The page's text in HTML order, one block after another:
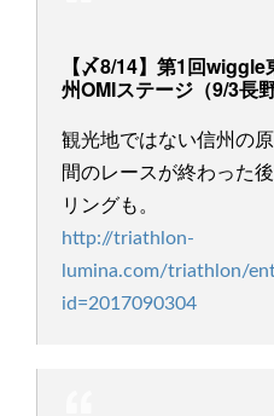
【〆8/14】第1回
州OMIステージ（9/3長野
観光地ではない信州の
間のレースが終わった
リングも。
http://triathlon-
lumina.com/triathlon/
id=2017090304